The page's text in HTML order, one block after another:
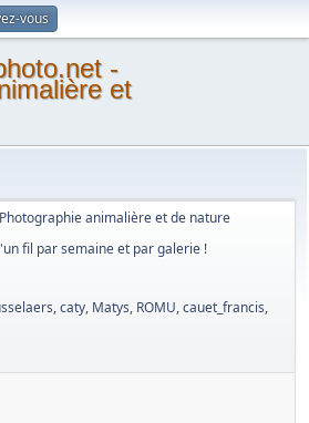
vous
-
et
animalière et de nature
fil par semaine et par galerie !
,caty, Matys, ROMU,cauet_francis,